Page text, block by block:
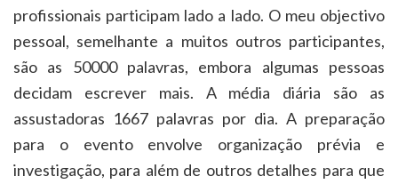
profissionais participam lado a lado. O meu objectivo
pessoal, semelhante a muitos outros participantes,
são as 50000 palavras, embora algumas pessoas
decidam escrever mais. A média diária são as
assustadoras 1667 palavras por dia. A preparação
para o evento envolve organização prévia e
investigação, para além de outros detalhes para que